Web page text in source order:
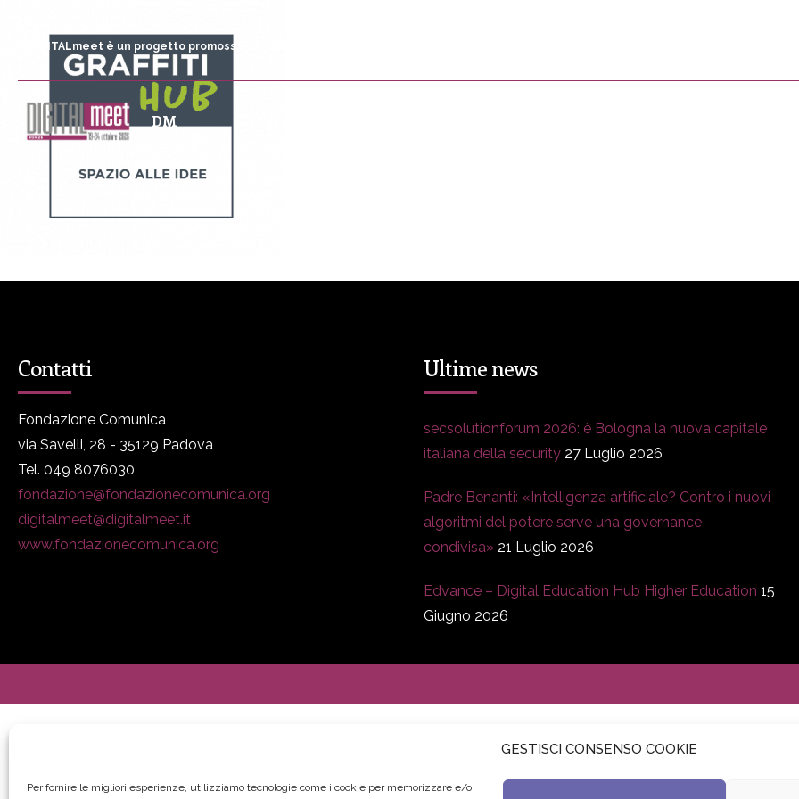
GESTISCI CONSENSO COOKIE
Per fornire le migliori esperienze, utilizziamo tecnologie come i cookie per memorizzare e/o
DIGITALmeet è un progetto promosso da Fondazione Comunica
DM
Contatti
Fondazione Comunica
via Savelli, 28 - 35129 Padova
Tel. 049 8076030
fondazione@fondazionecomunica.org
digitalmeet@digitalmeet.it
www.fondazionecomunica.org
Ultime news
secsolutionforum 2026: è Bologna la nuova capitale
italiana della security 27 Luglio 2026
Padre Benanti: «Intelligenza artificiale? Contro i nuovi
algoritmi del potere serve una governance
condivisa» 21 Luglio 2026
Edvance – Digital Education Hub Higher Education 15
Giugno 2026